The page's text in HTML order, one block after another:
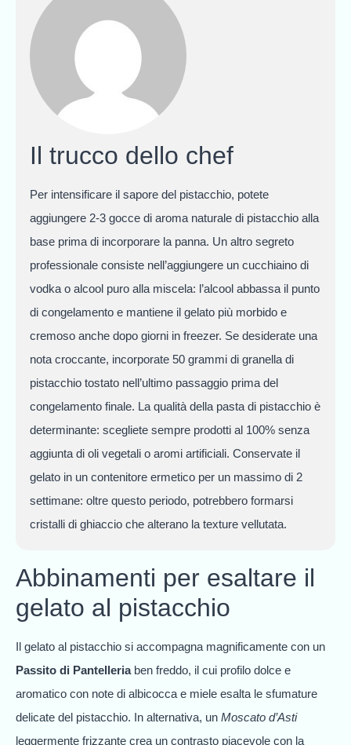
Il trucco dello chef
Per intensificare il sapore del pistacchio, potete
aggiungere 2-3 gocce di aroma naturale di pistacchio alla
base prima di incorporare la panna. Un altro segreto
professionale consiste nell’aggiungere un cucchiaino di
vodka o alcool puro alla miscela: l’alcool abbassa il punto
di congelamento e mantiene il gelato più morbido e
cremoso anche dopo giorni in freezer. Se desiderate una
nota croccante, incorporate 50 grammi di granella di
pistacchio tostato nell’ultimo passaggio prima del
congelamento finale. La qualità della pasta di pistacchio è
determinante: scegliete sempre prodotti al 100% senza
aggiunta di oli vegetali o aromi artificiali. Conservate il
gelato in un contenitore ermetico per un massimo di 2
settimane: oltre questo periodo, potrebbero formarsi
cristalli di ghiaccio che alterano la texture vellutata.
Abbinamenti per esaltare il
gelato al pistacchio
Il gelato al pistacchio si accompagna magnificamente con un
Passito di Pantelleriaben freddo, il cui profilo dolce e
aromatico con note di albicocca e miele esalta le sfumature
delicate del pistacchio. In alternativa, un Moscato d’Asti
leggermente frizzante crea un contrasto piacevole con la